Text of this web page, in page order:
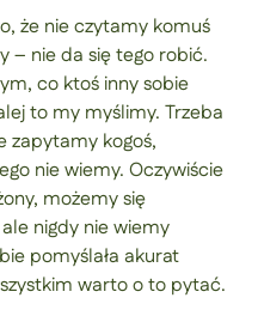
że nie czytamy komuś
– nie da się tego robić.
co ktoś inny sobie
to my myślimy. Trzeba
zapytamy kogoś,
nie wiemy. Oczywiście
możemy się
nigdy nie wiemy
pomyślała akurat
warto o to pytać.